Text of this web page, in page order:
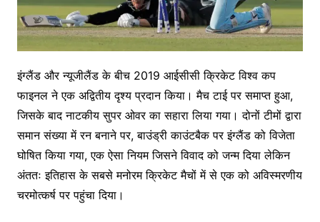
इंग्लैंड और न्यूजीलैंड के बीच 2019 आईसीसी क्रिकेट विश्व कप
फाइनल ने एक अद्वितीय दृश्य प्रदान किया। मैच टाई पर समाप्त हुआ,
जिसके बाद नाटकीय सुपर ओवर का सहारा लिया गया। दोनों टीमों द्वारा
समान संख्या में रन बनाने पर, बाउंड्री काउंटबैक पर इंग्लैंड को विजेता
घोषित किया गया, एक ऐसा नियम जिसने विवाद को जन्म दिया लेकिन
अंततः इतिहास के सबसे मनोरम क्रिकेट मैचों में से एक को अविस्मरणीय
चरमोत्कर्ष पर पहुंचा दिया।